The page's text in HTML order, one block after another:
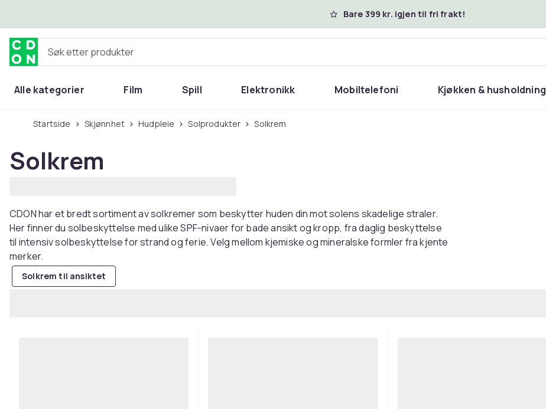
Bare 399 kr. igjen til fri frakt!
Søk etter produkter
Alle kategorier Film Spill Elektronikk Mobiltelefoni Kjøkken & husholdning
Startside Skjønnhet Hudpleie Solprodukter Solkrem
Solkrem
CDON har et bredt sortiment av solkremer som beskytter huden din mot solens skadelige straler.
Her finner du solbeskyttelse med ulike SPF-nivaer for bade ansikt og kropp, fra daglig beskyttelse
til intensiv solbeskyttelse for strand og ferie. Velg mellom kjemiske og mineralske formler fra kjente
merker.
Solkrem til ansiktet